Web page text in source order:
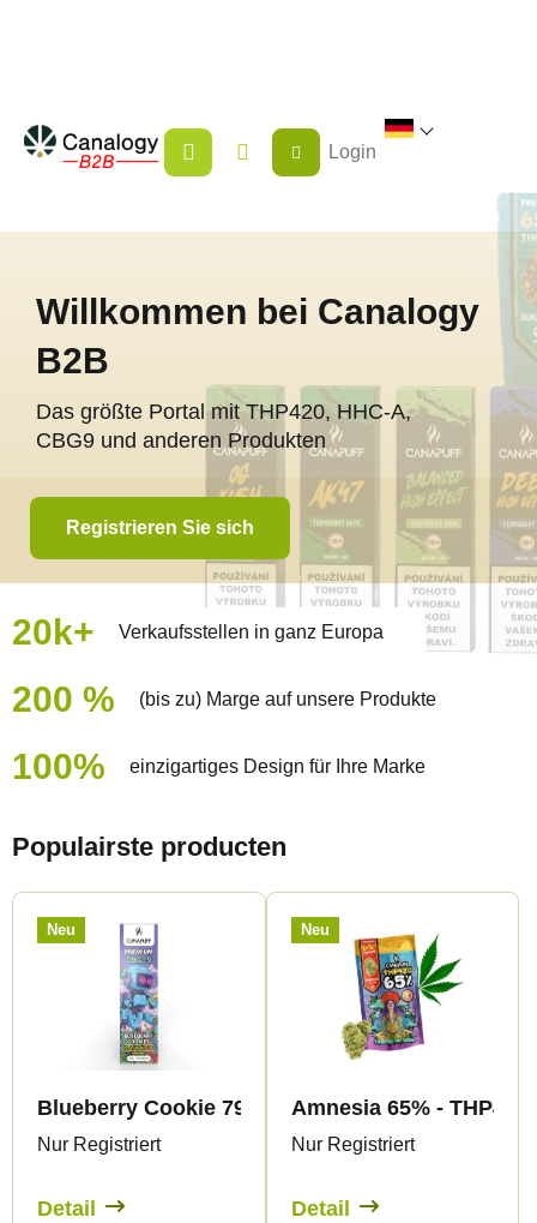
WARENKORB
Login
Willkommen bei Canalogy
B2B
Das größte Portal mit THP420, HHC-A,
CBG9 und anderen Produkten
Registrieren Sie sich
20k+ Verkaufsstellen in ganz Europa
200 % (bis zu) Marge auf unsere Produkte
100% einzigartiges Design für Ihre Marke
Populairste producten
Neu
Blueberry Cookie 79% CBG9 - Vape - 1ml -
Nur Registriert
Detail
Neu
Amnesia 65% -
Nur Registriert
Detail